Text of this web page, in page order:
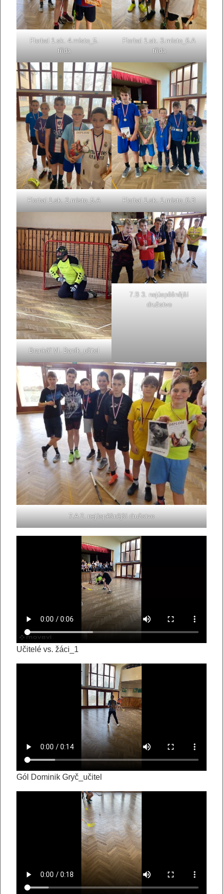
Florbal 1.sk. 4.místo_5.
třída
Florbal 1.sk. 3.místo_6.A
třída
Florbal 1.sk. 2.místo_5.A Florbal 1.sk. 1.místo_6.B
Brankář Vl. Baník_učitel
7.B 3. nejúspěšnější
družstvo
7.A 2. nejúspěšnější družstvo
Učitelé vs. žáci_1
Gól Dominik Gryč_učitel